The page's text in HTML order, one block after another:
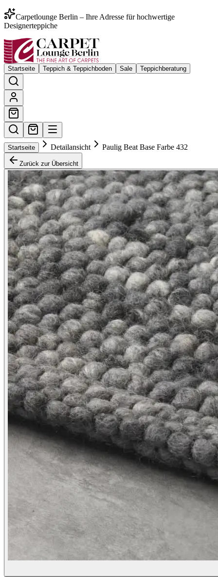
Carpetlounge Berlin – Ihre Adresse für hochwertige
Designerteppiche
Startseite Teppich & Teppichboden Sale Teppichberatung
Startseite Detailansicht Paulig Beat Base Farbe 432
Zurück zur Übersicht